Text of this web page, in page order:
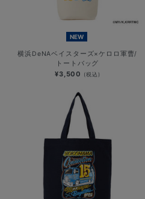
NEW
横浜DeNAベイスターズ×ケロロ軍曹/
トートバッグ
¥3,500 (税込)